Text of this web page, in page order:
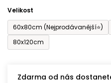
Velikost
60x80cm (Nejprodávanější⭐)
80x120cm
Zdarma od nás